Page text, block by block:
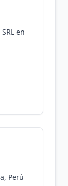
en
Perú